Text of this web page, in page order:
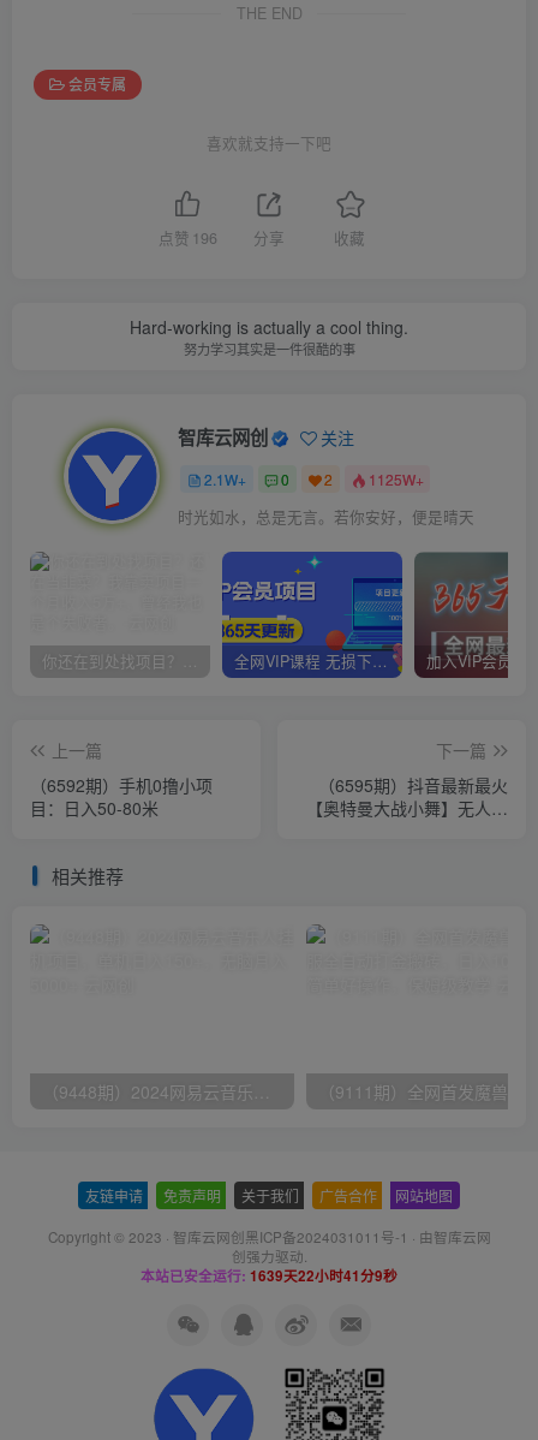
THE END
会员专属
喜欢就支持一下吧
点赞 196 分享 收藏
Hard-working is actually a cool thing.
努力学习其实是一件很酷的事
智库云网创 关注
2.1W+ 0 2 1125W+
时光如水，总是无言。若你安好，便是晴天
你还在到处找项目？还在当韭菜？我靠卖项目一个月收入5万+，曾经我也是个失败者。 全网VIP课程 无损下载~
上一篇
（6592期）手机0撸小项
目：日入50-80米
下一篇
（6595期）抖音最新最火
【奥特曼大战小舞】无人直
相关推荐
友链申请 免责声明 关于我们 广告合作 网站地图
Copyright © 2023 · 智库云网创黑ICP备2024031011号-1 · 由智库云网
创强力驱动.
本站已安全运行: 1639天22小时41分10秒